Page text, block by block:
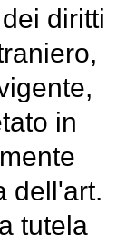
diritti
in
dell'art.
tutela